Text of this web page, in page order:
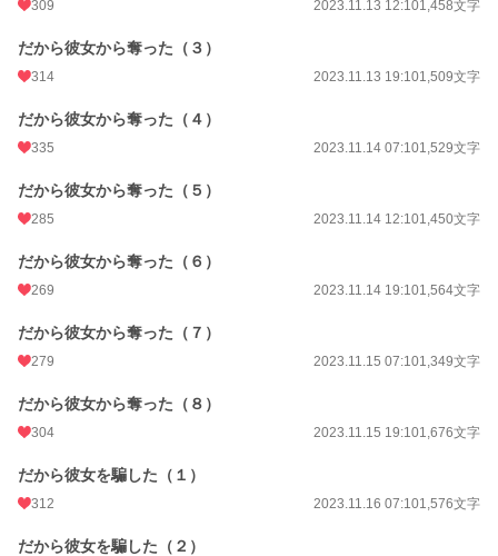
309 2023.11.13 12:101,458文字
だから彼女から奪った（３）
314 2023.11.13 19:101,509文字
だから彼女から奪った（４）
335 2023.11.14 07:101,529文字
だから彼女から奪った（５）
285 2023.11.14 12:101,450文字
だから彼女から奪った（６）
269 2023.11.14 19:101,564文字
だから彼女から奪った（７）
279 2023.11.15 07:101,349文字
だから彼女から奪った（８）
304 2023.11.15 19:101,676文字
だから彼女を騙した（１）
312 2023.11.16 07:101,576文字
だから彼女を騙した（２）